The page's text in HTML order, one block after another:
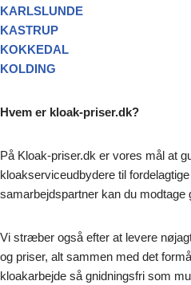
KARLSLUNDE
KASTRUP
KOKKEDAL
KOLDING
Hvem er kloak-priser.dk?
På Kloak-priser.dk er vores mål at
kloakserviceudbydere til
samarbejdspartner kan du modtage
Vi stræber også efter at levere
og priser, alt sammen med det
kloakarbejde så gnidningsfri som